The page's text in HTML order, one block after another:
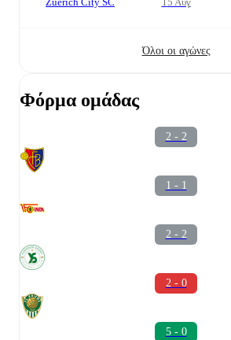
Όλοι οι αγώνες
Φόρμα ομάδας
2 - 2
1 - 1
2 - 2
2 - 0
5 - 0